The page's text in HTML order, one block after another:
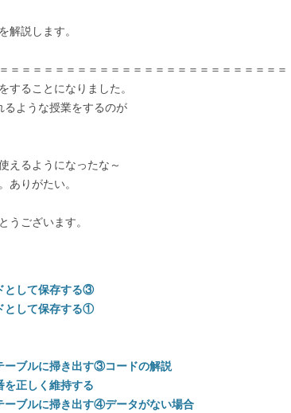
解説します。
＝＝＝＝＝＝＝＝＝＝＝＝＝＝＝＝＝＝＝＝＝＝＝＝＝
することになりました。
るような授業をするのが
えるようになったな～
ありがたい。
うございます。
として保存する③
として保存する①
ーブルに掃き出す③コードの解説
を正しく維持する
ーブルに掃き出す④データがない場合